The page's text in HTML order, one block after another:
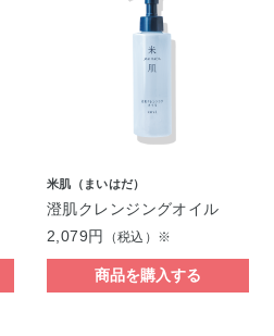
米肌（まいはだ）
澄肌クレンジングオイル
2,079円
（税込）※
商品を購入する